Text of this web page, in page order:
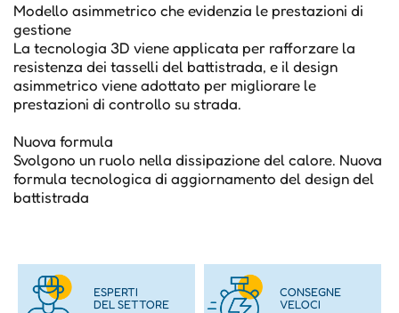
Modello asimmetrico che evidenzia le prestazioni di
gestione
La tecnologia 3D viene applicata per rafforzare la
resistenza dei tasselli del battistrada, e il design
asimmetrico viene adottato per migliorare le
prestazioni di controllo su strada.
Nuova formula
Svolgono un ruolo nella dissipazione del calore. Nuova
formula tecnologica di aggiornamento del design del
battistrada
ESPERTI
DEL SETTORE
CONSEGNE
VELOCI